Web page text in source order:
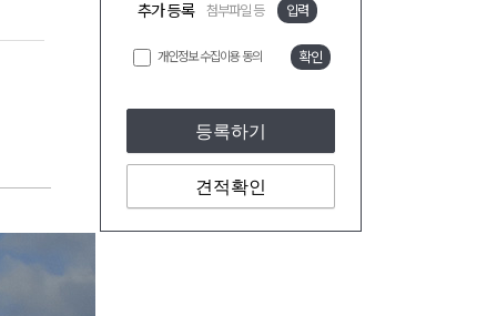
추가 등록 첨부파일 등 입력
개인정보 수집이용 동의 확인
등록하기
견적확인